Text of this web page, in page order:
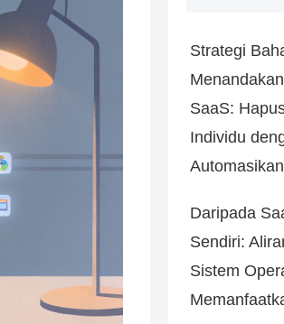
Strategi
SaaS:
Individu
Daripada
Sendiri:
Sistem